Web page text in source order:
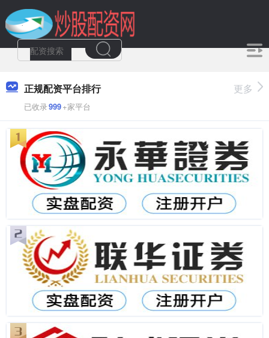
正规配资平台排行
已收录999+家平台
更多